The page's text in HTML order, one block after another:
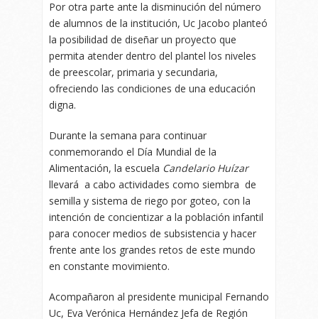
Por otra parte ante la disminución del número
de alumnos de la institución, Uc Jacobo planteó
la posibilidad de diseñar un proyecto que
permita atender dentro del plantel los niveles
de preescolar, primaria y secundaria,
ofreciendo las condiciones de una educación
digna.
Durante la semana para continuar
conmemorando el Día Mundial de la
Alimentación, la escuela Candelario Huízar
llevará a cabo actividades como siembra de
semilla y sistema de riego por goteo, con la
intención de concientizar a la población infantil
para conocer medios de subsistencia y hacer
frente ante los grandes retos de este mundo
en constante movimiento.
Acompañaron al presidente municipal Fernando
Uc, Eva Verónica Hernández Jefa de Región